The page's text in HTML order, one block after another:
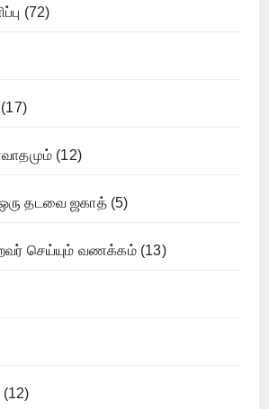
(72)
(17)
(12)
தடவை ஜகாத்(5)
செய்யும் வணக்கம்(13)
(12)